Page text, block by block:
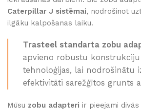
Caterpillar J sistēmai, nodrošinot
ilgāku kalpošanas laiku.
Trasteel standarta zobu
apvieno robustu
tehnoloģijas, lai nodrošinātu
efektivitāti sarežģītos grunts
Mūsu zobu adapteri ir pieejami